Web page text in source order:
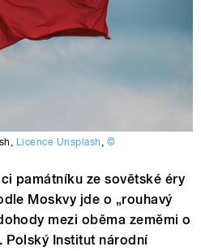
, Licence Unsplash , ©
památníku ze sovětské éry
Moskvy jde o „rouhavý
mezi oběma zeměmi o
Polský Institut národní